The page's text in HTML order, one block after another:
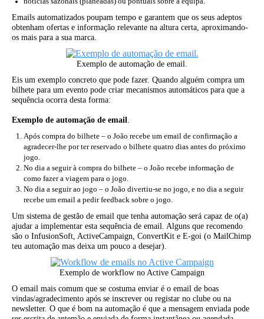
Emails automatizados poupam tempo e garantem que os seus adeptos
obtenham ofertas e informação relevante na altura certa, aproximando-
os mais para a sua marca.
Exemplo de automação de email.
Eis um exemplo concreto que pode fazer. Quando alguém compra um
bilhete para um evento pode criar mecanismos automáticos para que a
sequência ocorra desta forma:
Exemplo de automação de email
Após compra do bilhete – o João recebe um email de confirmação a
agradecer-lhe por ter reservado o bilhete quatro dias antes do próximo
jogo.
No dia a seguir à compra do bilhete – o João recebe informação de
como fazer a viagem para o jogo.
No dia a seguir ao jogo – o João divertiu-se no jogo, e no dia a seguir
recebe um email a pedir feedback sobre o jogo.
Um sistema de gestão de email que tenha automação será capaz de o(a)
ajudar a implementar esta sequência de email. Alguns que recomendo
são o InfusionSoft, ActiveCampaign, ConvertKit e E-goi (o MailChimp
teu automação mas deixa um pouco a desejar).
Exemplo de workflow no Active Campaign
O email mais comum que se costuma enviar é o email de boas
vindas/agradecimento após se inscrever ou registar no clube ou na
newsletter. O que é bom na automação é que a mensagem enviada pode